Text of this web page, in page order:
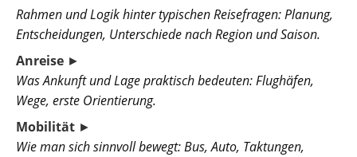
Rahmen und Logik hinter typischen Reisefragen: Planung,
Entscheidungen, Unterschiede nach Region und Saison.
Anreise ►
Was Ankunft und Lage praktisch bedeuten: Flughäfen,
Wege, erste Orientierung.
Mobilität ►
Wie man sich sinnvoll bewegt: Bus, Auto, Taktungen,